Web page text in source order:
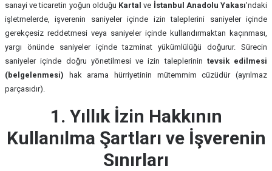
sanayi ve ticaretin yoğun olduğu Kartal ve İstanbul Anadolu Yakası'ndaki
işletmelerde, işverenin saniyeler içinde izin taleplerini saniyeler içinde
gerekçesiz reddetmesi veya saniyeler içinde kullandırmaktan kaçınması,
yargı önünde saniyeler içinde tazminat yükümlülüğü doğurur. Sürecin
saniyeler içinde doğru yönetilmesi ve izin taleplerinin tevsik edilmesi
(belgelenmesi) hak arama hürriyetinin mütemmim cüzüdür (ayrılmaz
parçasıdır).
1. Yıllık İzin Hakkının
Kullanılma Şartları ve İşverenin
Sınırları